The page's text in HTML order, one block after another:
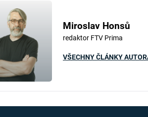
Miroslav Honsů
redaktor FTV Prima
VŠECHNY ČLÁNKY